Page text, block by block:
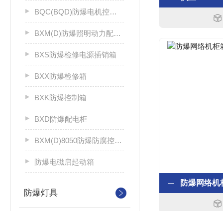
BQC(BQD)防爆电机控制器
BXM(D)防爆照明动力配电箱
BXS防爆检修电源插销箱
BXX防爆检修箱
BXK防爆控制箱
BXD防爆配电柜
BXM(D)8050防爆防腐控制配电箱
防爆电磁启起动箱
防爆灯具